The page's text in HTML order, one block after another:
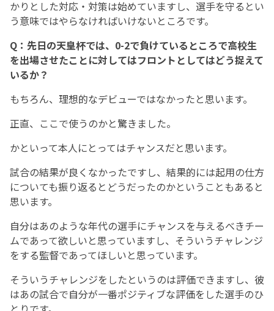
かりとした対応・対策は始めていますし、選手を守るとい
う意味ではやらなければいけないところです。
Q：先日の天皇杯では、0-2で負けているところで高校生
を出場させたことに対してはフロントとしてはどう捉えて
いるか？
もちろん、理想的なデビューではなかったと思います。
正直、ここで使うのかと驚きました。
かといって本人にとってはチャンスだと思います。
試合の結果が良くなかったですし、結果的には起用の仕方
についても振り返るとどうだったのかということもあると
思います。
自分はあのような年代の選手にチャンスを与えるべきチー
ムであって欲しいと思っていますし、そういうチャレンジ
をする監督であってほしいと思っています。
そういうチャレンジをしたというのは評価できますし、彼
はあの試合で自分が一番ポジティブな評価をした選手のひ